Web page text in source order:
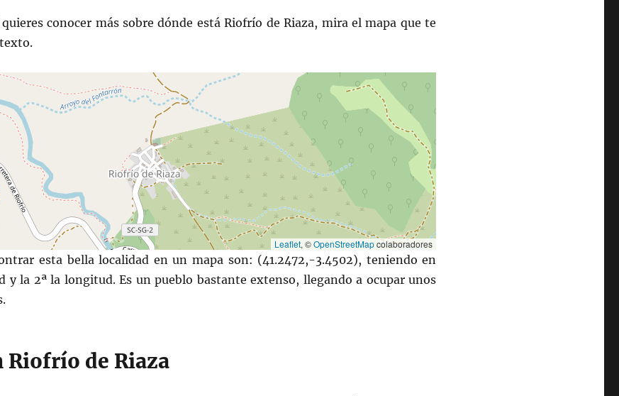
conocer más sobre dónde está Riofrío de Riaza, mira el mapa que te
Leaflet, ©OpenStreetMapcolaboradores
esta bella localidad en un mapa son: (41.2472,-3.4502), teniendo en
y la 2ª la longitud. Es un pueblo bastante extenso, llegando a ocupar unos
de Riaza